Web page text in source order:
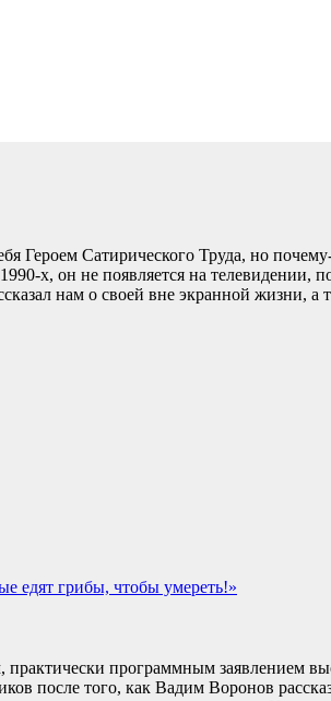
Героем Сатирического Труда, но почему-
х, он не появляется на телевидении,
нам о своей вне экранной жизни, а
едят грибы, чтобы умереть!»
программным заявлением
после того, как Вадим Воронов